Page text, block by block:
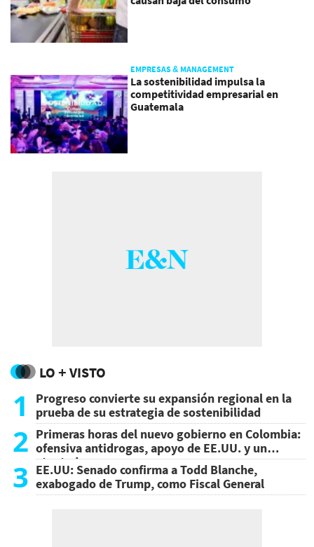
EMPRESAS & MANAGEMENT
La sostenibilidad impulsa la
competitividad empresarial en
Guatemala
LO + VISTO
1
Progreso convierte su expansión regional en la
prueba de su estrategia de sostenibilidad
2 Primeras horas del nuevo gobierno en Colombia:
ofensiva antidrogas, apoyo de EE.UU. y un
atentado
3 EE.UU: Senado confirma a Todd Blanche,
exabogado de Trump, como Fiscal General